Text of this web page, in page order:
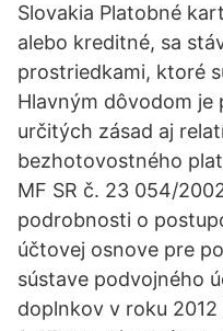
Slovakia Platobné
alebo kreditné, sa
prostriedkami, ktoré
Hlavným dôvodom
určitých zásad aj
bezhotovostného
MF SR č. 23 054/
podrobnosti o
účtovej osnove pre
sústave podvojného
doplnkov v roku